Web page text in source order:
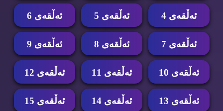
ئه‌ڵقه‌ی 4 ئه‌ڵقه‌ی 5 ئه‌ڵقه‌ی 6
ئه‌ڵقه‌ی 7 ئه‌ڵقه‌ی 8 ئه‌ڵقه‌ی 9
ئه‌ڵقه‌ی 10 ئه‌ڵقه‌ی 11 ئه‌ڵقه‌ی 12
ئه‌ڵقه‌ی 13 ئه‌ڵقه‌ی 14 ئه‌ڵقه‌ی 15